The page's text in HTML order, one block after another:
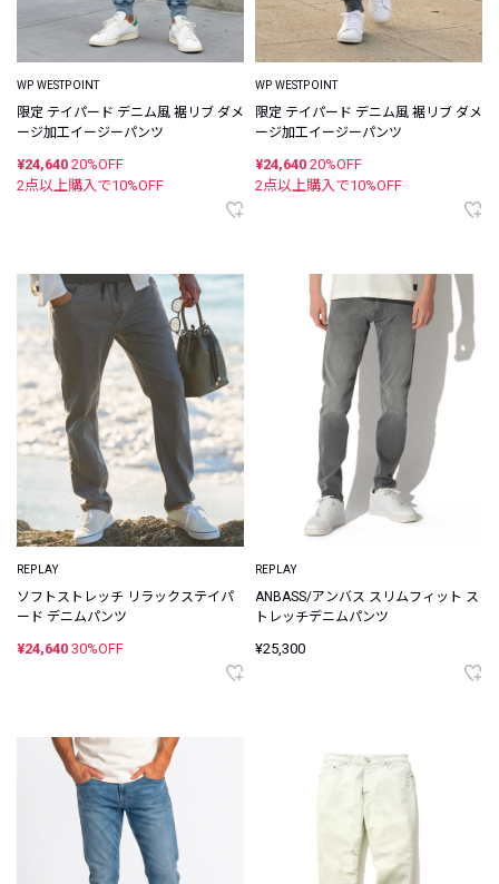
WP WESTPOINT
限定 テイパード デニム風 裾リブ ダメ
ージ加工イージーパンツ
¥24,640 20%OFF
2点以上購入で10%OFF
WP WESTPOINT
限定 テイパード デニム風 裾リブ ダメ
ージ加工イージーパンツ
¥24,640 20%OFF
2点以上購入で10%OFF
REPLAY
ソフトストレッチ リラックステイパ
ード デニムパンツ
¥24,640 30%OFF
REPLAY
ANBASS/アンバス スリムフィット ス
トレッチデニムパンツ
¥25,300